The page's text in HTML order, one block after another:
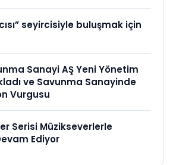
seyircisiyle buluşmak için
Sanayi AŞ Yeni Yönetim
ve Savunma Sanayinde
Vurgusu
Serisi Müzikseverlerle
Ediyor